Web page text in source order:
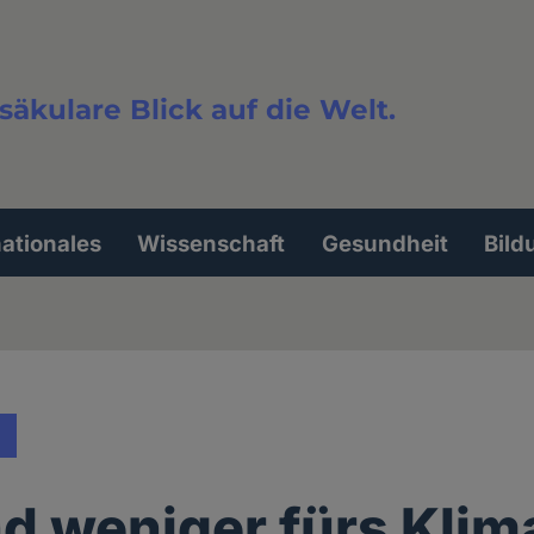
Blick auf die Welt.
Wissenschaft Gesundheit